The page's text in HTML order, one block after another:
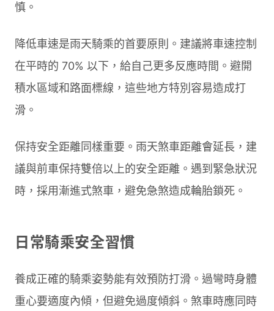
慎。
降低車速是雨天騎乘的首要原則。建議將車速控制
在平時的 70% 以下，給自己更多反應時間。避開
積水區域和路面標線，這些地方特別容易造成打
滑。
保持安全距離同樣重要。雨天煞車距離會延長，建
議與前車保持雙倍以上的安全距離。遇到緊急狀況
時，採用漸進式煞車，避免急煞造成輪胎鎖死。
日常騎乘安全習慣
養成正確的騎乘姿勢能有效預防打滑。過彎時身體
重心要適度內傾，但避免過度傾斜。煞車時應同時